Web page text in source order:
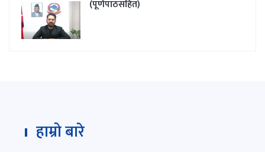
(पूर्णपाठसहित)
हाम्रो बारे